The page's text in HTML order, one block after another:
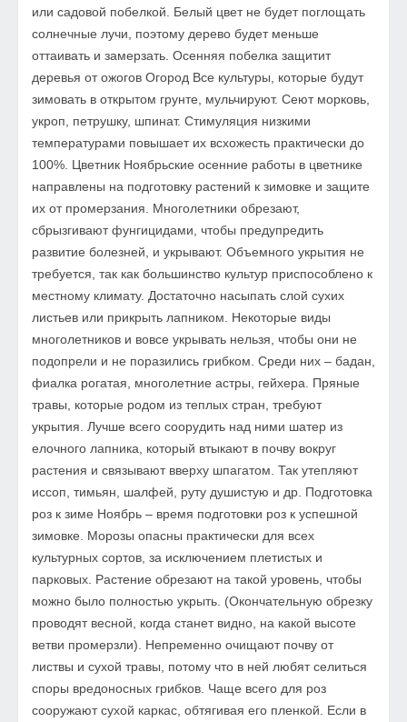
или садовой побелкой. Белый цвет не будет поглощать
солнечные лучи, поэтому дерево будет меньше
оттаивать и замерзать. Осенняя побелка защитит
деревья от ожогов Огород Все культуры, которые будут
зимовать в открытом грунте, мульчируют. Сеют морковь,
укроп, петрушку, шпинат. Стимуляция низкими
температурами повышает их всхожесть практически до
100%. Цветник Ноябрьские осенние работы в цветнике
направлены на подготовку растений к зимовке и защите
их от промерзания. Многолетники обрезают,
сбрызгивают фунгицидами, чтобы предупредить
развитие болезней, и укрывают. Объемного укрытия не
требуется, так как большинство культур приспособлено к
местному климату. Достаточно насыпать слой сухих
листьев или прикрыть лапником. Некоторые виды
многолетников и вовсе укрывать нельзя, чтобы они не
подопрели и не поразились грибком. Среди них – бадан,
фиалка рогатая, многолетние астры, гейхера. Пряные
травы, которые родом из теплых стран, требуют
укрытия. Лучше всего соорудить над ними шатер из
елочного лапника, который втыкают в почву вокруг
растения и связывают вверху шпагатом. Так утепляют
иссоп, тимьян, шалфей, руту душистую и др. Подготовка
роз к зиме Ноябрь – время подготовки роз к успешной
зимовке. Морозы опасны практически для всех
культурных сортов, за исключением плетистых и
парковых. Растение обрезают на такой уровень, чтобы
можно было полностью укрыть. (Окончательную обрезку
проводят весной, когда станет видно, на какой высоте
ветви промерзли). Непременно очищают почву от
листвы и сухой травы, потому что в ней любят селиться
споры вредоносных грибков. Чаще всего для роз
сооружают сухой каркас, обтягивая его пленкой. Если в